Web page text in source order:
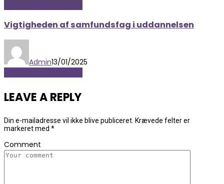
Vigtigheden af samfundsfag i uddannelsen
Admin13/01/2025
LEAVE A REPLY
Din e-mailadresse vil ikke blive publiceret. Krævede felter er
markeret med *
Comment